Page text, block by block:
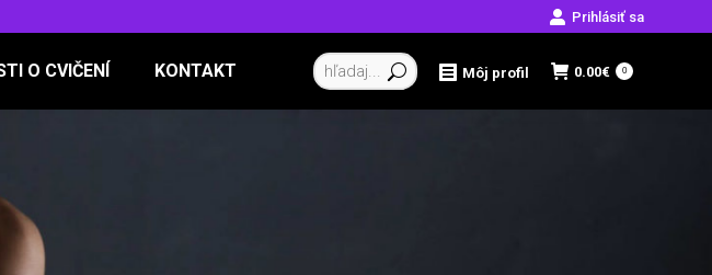
Prihlásiť sa
O CVIČENÍ KONTAKT Vyhľadávanie: Môj profil 0.00€ 0